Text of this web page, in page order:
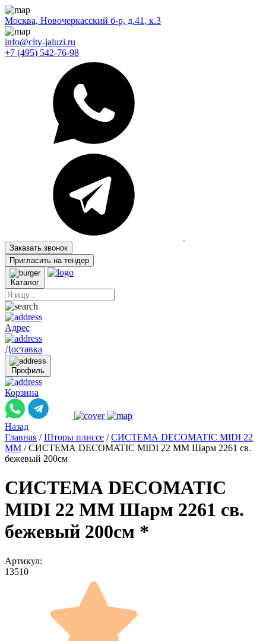
Москва, Новочеркасский б-р, д.41, к.3
info@city-jaluzi.ru
+7 (495) 542-76-98
Заказать звонок
Пригласить на тендер
Каталог
Адрес
Доставка
Профиль
Корзина
Назад
Главная / Шторы плиссе / СИСТЕМА DECOMATIC MIDI 22
ММ / СИСТЕМА DECOMATIC MIDI 22 ММ Шарм 2261 св.
бежевый 200см
СИСТЕМА DECOMATIC
MIDI 22 ММ Шарм 2261 св.
бежевый 200см *
Артикул:
13510